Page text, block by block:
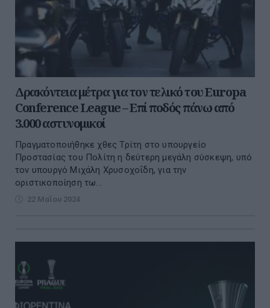
Δρακόντεια μέτρα για τον τελικό του Europa
Conference League – Επί ποδός πάνω από
3.000 αστυνομικοί
Πραγματοποιήθηκε χθες Τρίτη στο υπουργείο
Προστασίας του Πολίτη η δεύτερη μεγάλη σύσκεψη, υπό
τον υπουργό Μιχάλη Χρυσοχοΐδη, για την
οριστικοποίηση τω...
22 Μαΐου 2024